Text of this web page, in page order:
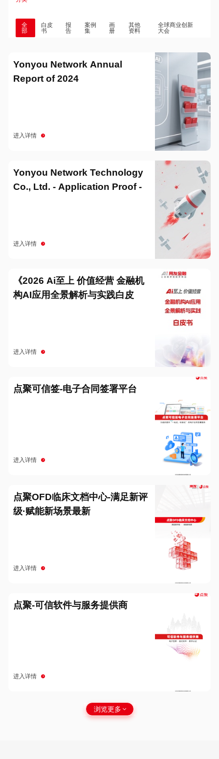
全
部
白皮
书
报
告
案例
集
画
册
其他
资料
全球商业创新
大会
Yonyou Network Annual
Report of 2024
进入详情
Yonyou Network Technology
Co., Ltd. - Application Proof -
进入详情
《2026 Ai至上 价值经营 金融机
构AI应用全景解析与实践白皮
进入详情
点聚可信签-电子合同签署平台
进入详情
点聚OFD临床文档中心-满足新评
级·赋能新场景最新
进入详情
点聚-可信软件与服务提供商
进入详情
浏览更多